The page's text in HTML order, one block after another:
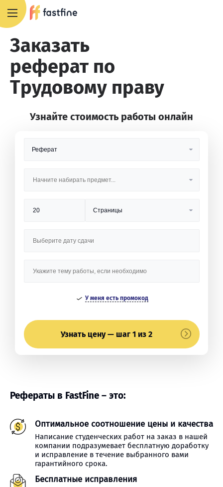
Заказать
реферат по
Трудовому праву
Узнайте стоимость работы онлайн
У меня есть промокод
Узнать цену — шаг 1 из 2
Рефераты в FastFine – это:
Оптимальное соотношение цены и качества
Написание студенческих работ на заказ в нашей
компании подразумевает бесплатную доработку
и исправление в течение выбранного вами
гарантийного срока.
Бесплатные исправления